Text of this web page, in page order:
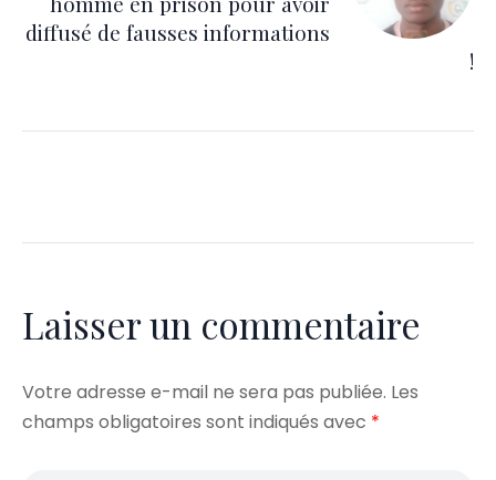
diffusé de fausses informations
!
Laisser un commentaire
Votre adresse e-mail ne sera pas publiée. Les
champs obligatoires sont indiqués avec *